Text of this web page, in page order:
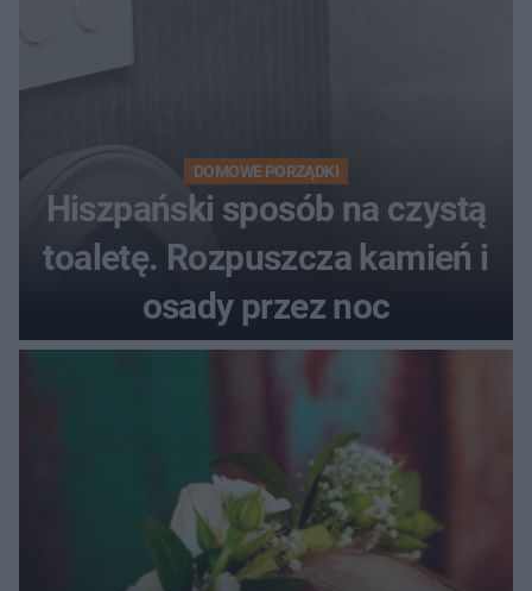
DOMOWE PORZĄDKI
Hiszpański sposób na czystą
toaletę. Rozpuszcza kamień i
osady przez noc